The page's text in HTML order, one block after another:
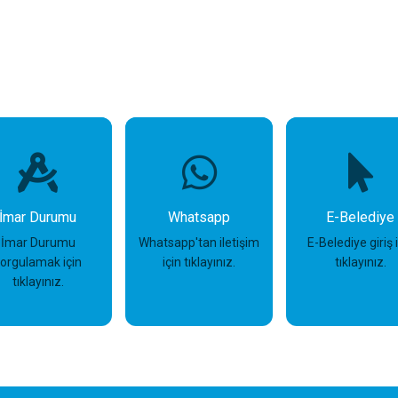
İmar Durumu
İmar Durumu
için
tıklayınız.
Whatsapp
Whatsapp'tan iletişim
için tıklayınız.
E-Belediye
E-Belediye giriş
tıklayınız.